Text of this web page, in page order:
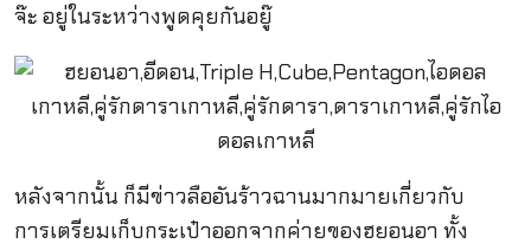
จ๊ะ อยู่ในระหว่างพูดคุยกันอยู๊
หลังจากนั้น ก็มีข่าวลืออันร้าวฉานมากมายเกี่ยวกับ
การเตรียมเก็บกระเป๋าออกจากค่ายของฮยอนอา ทั้ง